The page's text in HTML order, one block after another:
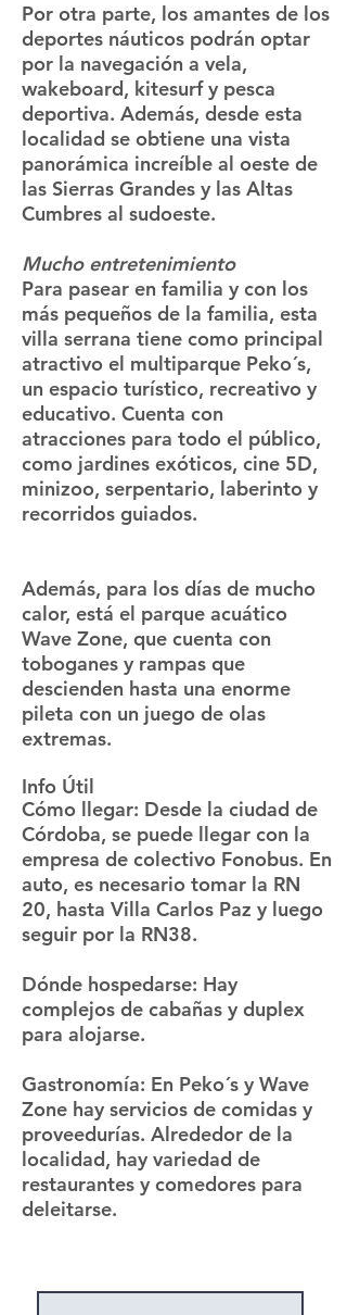
Por otra parte, los amantes de los
deportes náuticos podrán optar
por la navegación a vela,
wakeboard, kitesurf y pesca
deportiva. Además, desde esta
localidad se obtiene una vista
panorámica increíble al oeste de
las Sierras Grandes y las Altas
Cumbres al sudoeste.
Mucho entretenimiento
Para pasear en familia y con los
más pequeños de la familia, esta
villa serrana tiene como principal
atractivo el multiparque Peko´s,
un espacio turístico, recreativo y
educativo. Cuenta con
atracciones para todo el público,
como jardines exóticos, cine 5D,
minizoo, serpentario, laberinto y
recorridos guiados.
Además, para los días de mucho
calor, está el parque acuático
Wave Zone, que cuenta con
toboganes y rampas que
descienden hasta una enorme
pileta con un juego de olas
extremas.
Info Útil
Cómo llegar: Desde la ciudad de
Córdoba, se puede llegar con la
empresa de colectivo Fonobus. En
auto, es necesario tomar la RN
20, hasta Villa Carlos Paz y luego
seguir por la RN38.
Dónde hospedarse: Hay
complejos de cabañas y duplex
para alojarse.
Gastronomía: En Peko´s y Wave
Zone hay servicios de comidas y
proveedurías. Alrededor de la
localidad, hay variedad de
restaurantes y comedores para
deleitarse.